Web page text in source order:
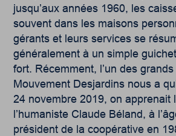
jusqu’aux années 1960, les
souvent dans les maisons
gérants et leurs services se
généralement à un simple
fort. Récemment, l’un des
Mouvement Desjardins nous a
24 novembre 2019, on apprenait
l’humaniste Claude Béland, à
président de la coopérative en